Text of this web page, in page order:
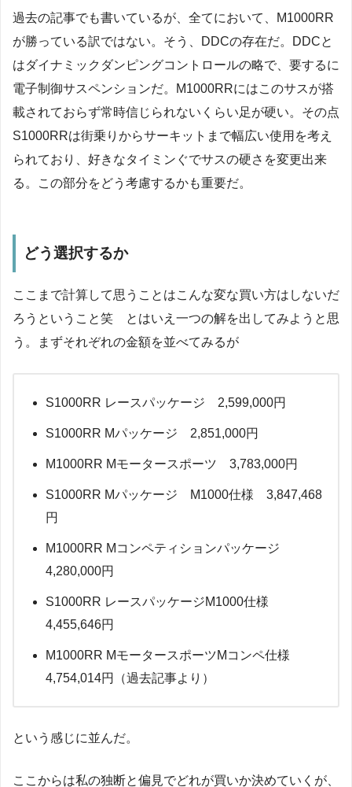
過去の記事でも書いているが、全てにおいて、M1000RR
が勝っている訳ではない。そう、DDCの存在だ。DDCと
はダイナミックダンピングコントロールの略で、要するに
電子制御サスペンションだ。M1000RRにはこのサスが搭
載されておらず常時信じられないくらい足が硬い。その点
S1000RRは街乗りからサーキットまで幅広い使用を考え
られており、好きなタイミンぐでサスの硬さを変更出来
る。この部分をどう考慮するかも重要だ。
どう選択するか
ここまで計算して思うことはこんな変な買い方はしないだ
ろうということ笑 とはいえ一つの解を出してみようと思
う。まずそれぞれの金額を並べてみるが
S1000RR レースパッケージ 2,599,000円
S1000RR Mパッケージ 2,851,000円
M1000RR Mモータースポーツ 3,783,000円
S1000RR Mパッケージ M1000仕様 3,847,468
円
M1000RR Mコンペティションパッケージ
4,280,000円
S1000RR レースパッケージM1000仕様
4,455,646円
M1000RR MモータースポーツMコンペ仕様
4,754,014円（過去記事より）
という感じに並んだ。
ここからは私の独断と偏見でどれが買いか決めていくが、